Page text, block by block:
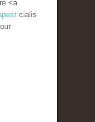
<a
cialis